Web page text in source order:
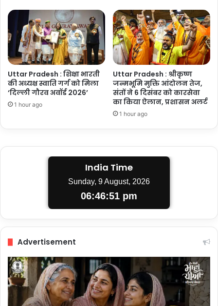
Uttar Pradesh : शिक्षा भारती
की अध्यक्ष स्वाति गर्ग को मिला
‘दिल्ली गौरव अवॉर्ड 2026’
1 hour ago
Uttar Pradesh : श्रीकृष्ण
जन्मभूमि मुक्ति आंदोलन तेज,
संतों ने 6 दिसंबर को कारसेवा
का किया ऐलान, प्रशासन अलर्ट
1 hour ago
India Time
Sunday, 9 August, 2026
06:46:52 pm
Advertisement